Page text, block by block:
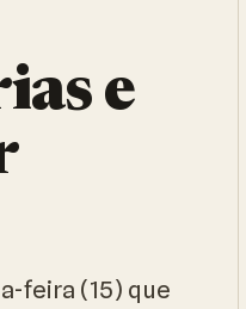
e
feira (15) que